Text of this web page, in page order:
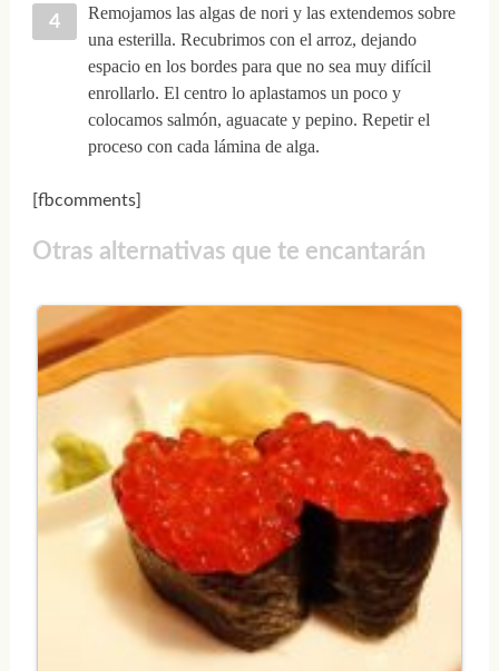
Remojamos las algas de nori y las extendemos sobre
una esterilla. Recubrimos con el arroz, dejando
espacio en los bordes para que no sea muy difícil
enrollarlo. El centro lo aplastamos un poco y
colocamos salmón, aguacate y pepino. Repetir el
proceso con cada lámina de alga.
[fbcomments]
Otras alternativas que te encantarán